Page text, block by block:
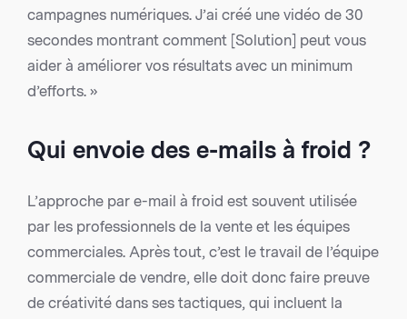
campagnes numériques. J’ai créé une vidéo de 30
secondes montrant comment [Solution] peut vous
aider à améliorer vos résultats avec un minimum
d’efforts. »
Qui envoie des e-mails à froid ?
L’approche par e-mail à froid est souvent utilisée
par les professionnels de la vente et les équipes
commerciales. Après tout, c’est le travail de l’équipe
commerciale de vendre, elle doit donc faire preuve
de créativité dans ses tactiques, qui incluent la